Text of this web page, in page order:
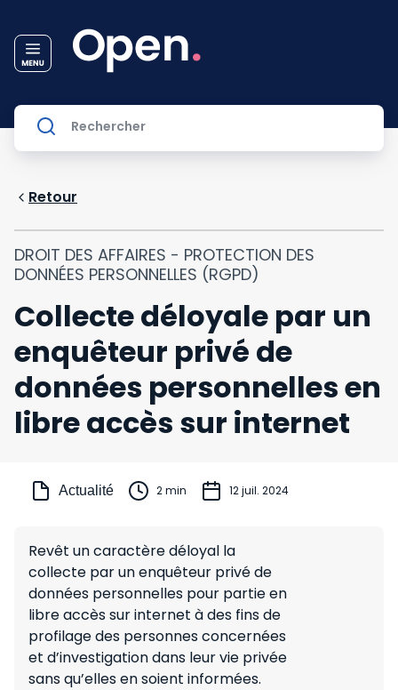
Retour
DROIT DES AFFAIRES - PROTECTION DES
DONNÉES PERSONNELLES (RGPD)
Collecte déloyale par un
enquêteur privé de
données personnelles en
libre accès sur internet
Actualité 2 min 12 juil. 2024
Revêt un caractère déloyal la
collecte par un enquêteur privé de
données personnelles pour partie en
libre accès sur internet à des fins de
profilage des personnes concernées
et d’investigation dans leur vie privée
sans qu’elles en soient informées.